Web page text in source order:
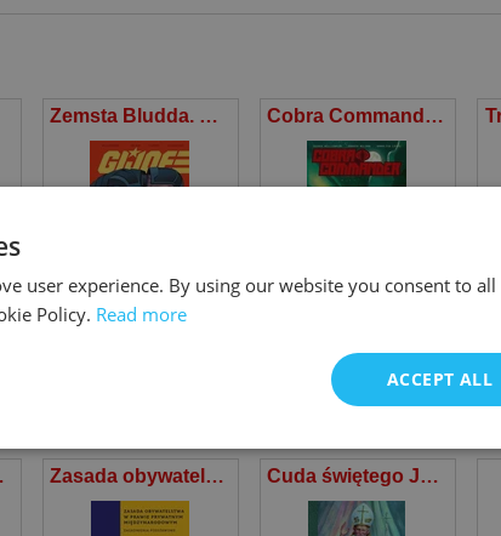
Tom Reilly
Zemsta Bludda. G.I. Joe. Tom 2
Joshua Williamson
Cobra Commander tom 1
danych Zasada obywatelstwa w prawie prywatnym międzynarodowym Zagadnienia podstawowe Cuda świętego Jana Pawła II Świadectwa i modlitwy
user experience. By using our website you consent to all
Policy. Read more
ACCEPT ALL